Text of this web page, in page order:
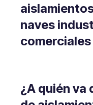
naves
comerciales
¿A quién va